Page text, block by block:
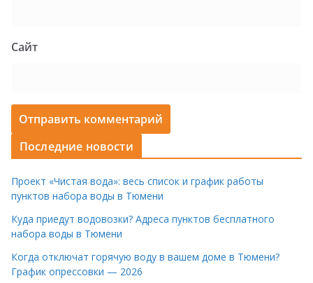
Сайт
Последние новости
Проект «Чистая вода»: весь список и график работы
пунктов набора воды в Тюмени
Куда приедут водовозки? Адреса пунктов бесплатного
набора воды в Тюмени
Когда отключат горячую воду в вашем доме в Тюмени?
График опрессовки — 2026